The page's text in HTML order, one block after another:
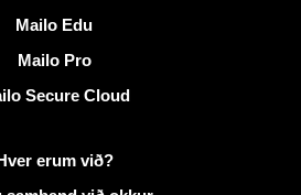
Mailo Edu
Mailo Pro
Secure Cloud
Mailoerum við?